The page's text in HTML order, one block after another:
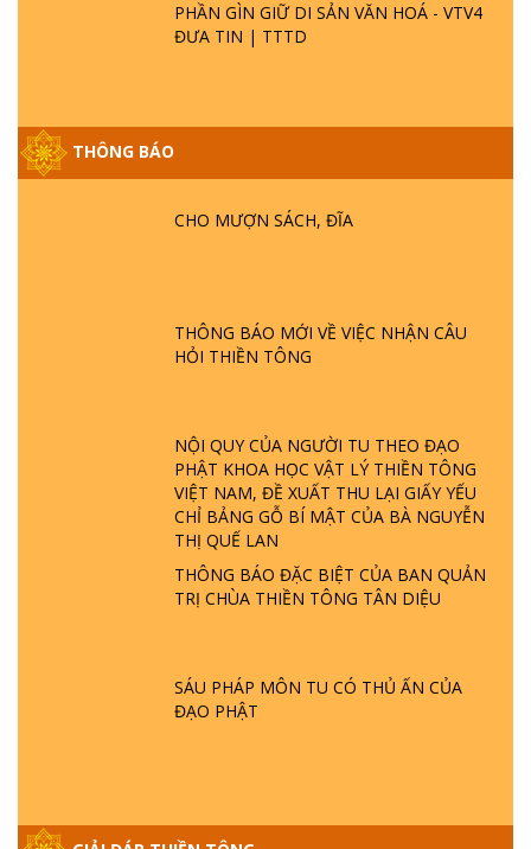
PHẦN GÌN GIỮ DI SẢN VĂN HOÁ - VTV4
ĐƯA TIN | TTTD
THÔNG BÁO
CHO MƯỢN SÁCH, ĐĨA
THÔNG BÁO MỚI VỀ VIỆC NHẬN CÂU
HỎI THIỀN TÔNG
NỘI QUY CỦA NGƯỜI TU THEO ĐẠO
PHẬT KHOA HỌC VẬT LÝ THIỀN TÔNG
VIỆT NAM, ĐỀ XUẤT THU LẠI GIẤY YẾU
CHỈ BẢNG GỖ BÍ MẬT CỦA BÀ NGUYỄN
THỊ QUẾ LAN
THÔNG BÁO ĐẶC BIỆT CỦA BAN QUẢN
TRỊ CHÙA THIỀN TÔNG TÂN DIỆU
SÁU PHÁP MÔN TU CÓ THỦ ẤN CỦA
ĐẠO PHẬT
HỘI GÌ? TỬ VÌ ĐẠO
PHẬT GIỚI CÓ THỜI GIAN KHÔNG? |
TTTD
LÀ AI? QUỶ SA TĂNG? | TTTD
GIẢI ĐÁP THIỀN TÔNG ĐẶC BIỆT P22 - TẠI
SAO TRÁI ĐẤT NHIỀU THIÊN TAI - LŨ LỤT
- HỎA HOẠN | TTTD